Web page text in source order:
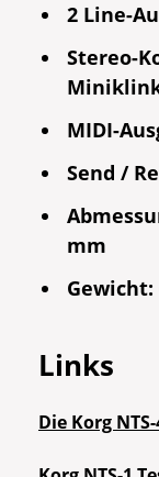
2 Line-
Stereo-
MIDI-
Send /
mm
Gewicht:
Links
Die Korg